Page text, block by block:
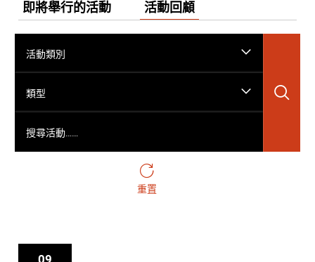
即將舉行的活動 活動回顧
活動類別
類型
重置